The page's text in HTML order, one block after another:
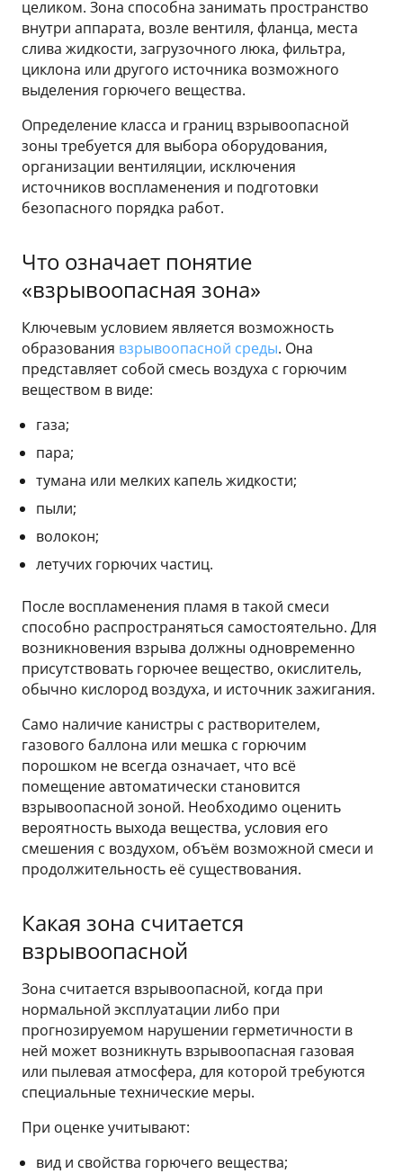
целиком. Зона способна занимать пространство
внутри аппарата, возле вентиля, фланца, места
слива жидкости, загрузочного люка, фильтра,
циклона или другого источника возможного
выделения горючего вещества.
Определение класса и границ взрывоопасной
зоны требуется для выбора оборудования,
организации вентиляции, исключения
источников воспламенения и подготовки
безопасного порядка работ.
Что означает понятие
«взрывоопасная зона»
Ключевым условием является возможность
образования взрывоопасной среды. Она
представляет собой смесь воздуха с горючим
веществом в виде:
газа;
пара;
тумана или мелких капель жидкости;
пыли;
волокон;
летучих горючих частиц.
После воспламенения пламя в такой смеси
способно распространяться самостоятельно. Для
возникновения взрыва должны одновременно
присутствовать горючее вещество, окислитель,
обычно кислород воздуха, и источник зажигания.
Само наличие канистры с растворителем,
газового баллона или мешка с горючим
порошком не всегда означает, что всё
помещение автоматически становится
взрывоопасной зоной. Необходимо оценить
вероятность выхода вещества, условия его
смешения с воздухом, объём возможной смеси и
продолжительность её существования.
Какая зона считается
взрывоопасной
Зона считается взрывоопасной, когда при
нормальной эксплуатации либо при
прогнозируемом нарушении герметичности в
ней может возникнуть взрывоопасная газовая
или пылевая атмосфера, для которой требуются
специальные технические меры.
При оценке учитывают:
вид и свойства горючего вещества;